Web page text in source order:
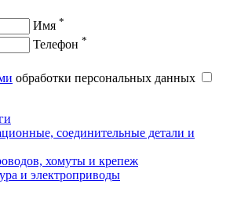
Имя *
Телефон *
обработки персональных данных
соединительные детали и
хомуты и крепеж
и электроприводы